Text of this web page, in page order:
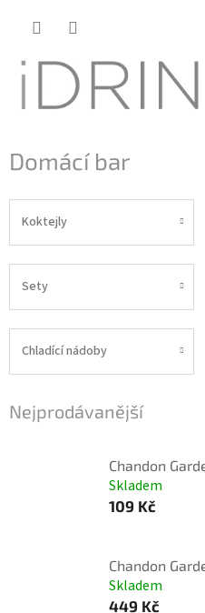
Domácí bar
Koktejly
Sety
Chladící nádoby
Nejprodávanější
Chandon
Skladem
109 Kč
Chandon
Skladem
449 Kč